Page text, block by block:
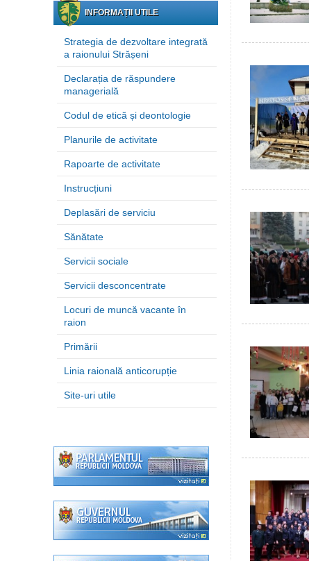
INFORMAȚII UTILE
Strategia de dezvoltare integrată
a raionului Strășeni
Declarația de răspundere
managerială
Codul de etică și deontologie
Planurile de activitate
Rapoarte de activitate
Instrucțiuni
Deplasări de serviciu
Sănătate
Servicii sociale
Servicii desconcentrate
Locuri de muncă vacante în
raion
Primării
Linia raională anticorupție
Site-uri utile